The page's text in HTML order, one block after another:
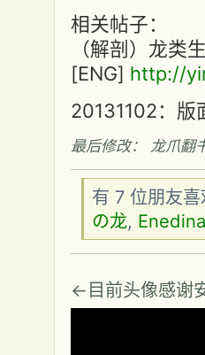
相关帖子：
（解剖）龙类
[ENG] http://
20131102：版
最后修改： 龙爪
有 7 位朋友
の龙, Enedina
←目前头像感谢